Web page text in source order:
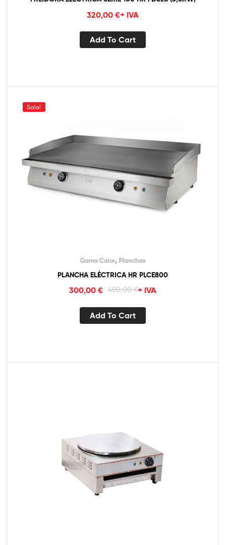
320,00 €+ IVA
Add To Cart
Sale!
Gama Calor, Planchas
PLANCHA ELÉCTRICA HR PLCE800
450,00€
300,00€ + IVA
Add To Cart